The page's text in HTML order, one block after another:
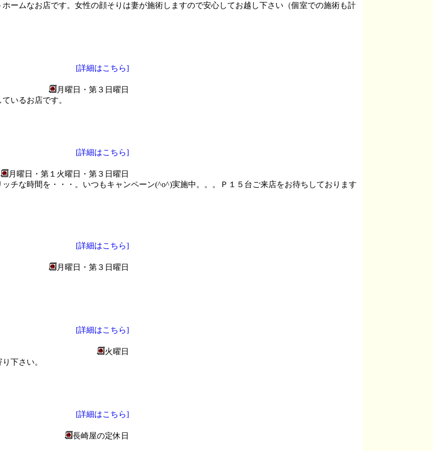
ームなお店です。女性の顔そりは妻が施術しますので安心してお越し下さい（個室での施術も計
[詳細はこちら]
月曜日・第３日曜日
いるお店です。
[詳細はこちら]
月曜日・第１火曜日・第３日曜日
チな時間を・・・。いつもキャンペーン(^o^)実施中。。。Ｐ１５台ご来店をお待ちしております
[詳細はこちら]
月曜日・第３日曜日
[詳細はこちら]
火曜日
下さい。
[詳細はこちら]
長崎屋の定休日